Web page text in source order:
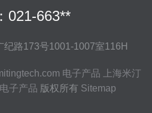
021-663**
路173号1001-1007室116H
电子产品
上海米汀
电子产品 版权所有 Sitemap